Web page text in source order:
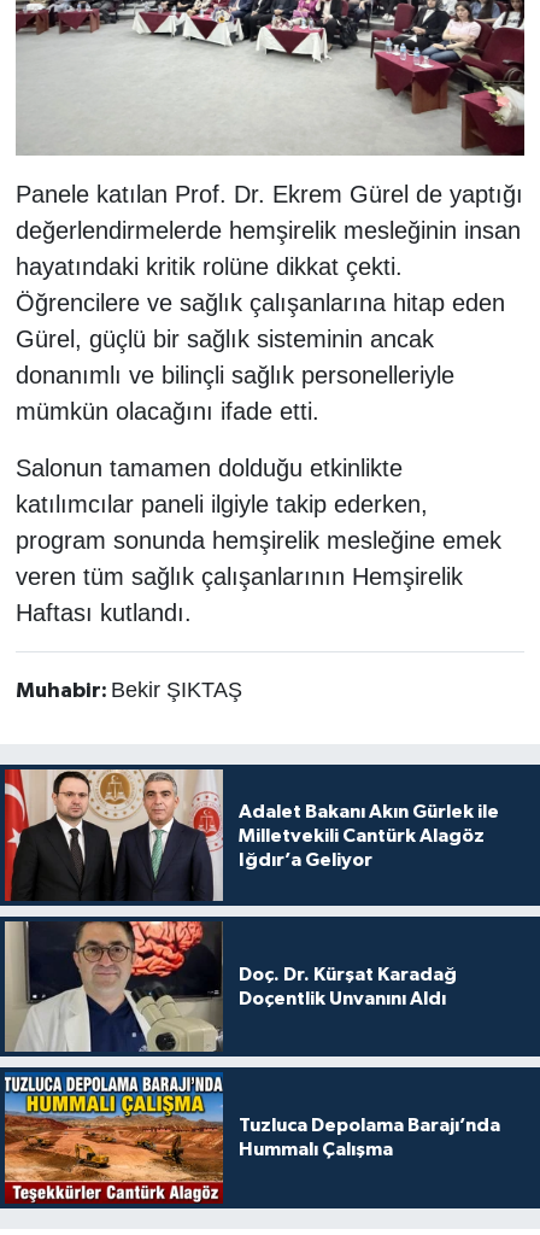
Panele katılan Prof. Dr. Ekrem Gürel de yaptığı
değerlendirmelerde hemşirelik mesleğinin insan
hayatındaki kritik rolüne dikkat çekti.
Öğrencilere ve sağlık çalışanlarına hitap eden
Gürel, güçlü bir sağlık sisteminin ancak
donanımlı ve bilinçli sağlık personelleriyle
mümkün olacağını ifade etti.
Salonun tamamen dolduğu etkinlikte
katılımcılar paneli ilgiyle takip ederken,
program sonunda hemşirelik mesleğine emek
veren tüm sağlık çalışanlarının Hemşirelik
Haftası kutlandı.
Muhabir: Bekir ŞIKTAŞ
Adalet Bakanı Akın Gürlek ile
Milletvekili Cantürk Alagöz
Iğdır’a Geliyor
Doç. Dr. Kürşat Karadağ
Doçentlik Unvanını Aldı
Tuzluca Depolama Barajı’nda
Hummalı Çalışma